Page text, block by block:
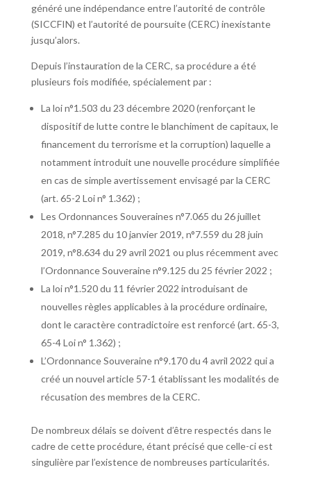
généré une indépendance entre l’autorité de contrôle
(SICCFIN) et l’autorité de poursuite (CERC) inexistante
jusqu’alors.
Depuis l’instauration de la CERC, sa procédure a été
plusieurs fois modifiée, spécialement par :
La loi n°1.503 du 23 décembre 2020 (renforçant le
dispositif de lutte contre le blanchiment de capitaux, le
financement du terrorisme et la corruption) laquelle a
notamment introduit une nouvelle procédure simplifiée
en cas de simple avertissement envisagé par la CERC
(art. 65-2 Loi n° 1.362) ;
Les Ordonnances Souveraines n°7.065 du 26 juillet
2018, n°7.285 du 10 janvier 2019, n°7.559 du 28 juin
2019, n°8.634 du 29 avril 2021 ou plus récemment avec
l’Ordonnance Souveraine n°9.125 du 25 février 2022 ;
La loi n°1.520 du 11 février 2022 introduisant de
nouvelles règles applicables à la procédure ordinaire,
dont le caractère contradictoire est renforcé (art. 65-3,
65-4 Loi n° 1.362) ;
L’Ordonnance Souveraine n°9.170 du 4 avril 2022 qui a
créé un nouvel article 57-1 établissant les modalités de
récusation des membres de la CERC.
De nombreux délais se doivent d’être respectés dans le
cadre de cette procédure, étant précisé que celle-ci est
singulière par l’existence de nombreuses particularités.